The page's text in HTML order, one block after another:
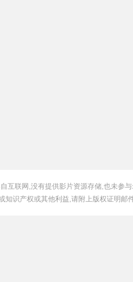
互联网,没有提供影片资源存储,也未参
知识产权或其他利益,请附上版权证明